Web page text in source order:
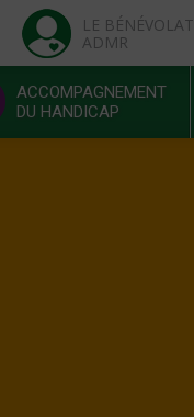
LE BÉNÉVOLAT
ADMR
ACCOMPAGNEMENT
DU HANDICAP